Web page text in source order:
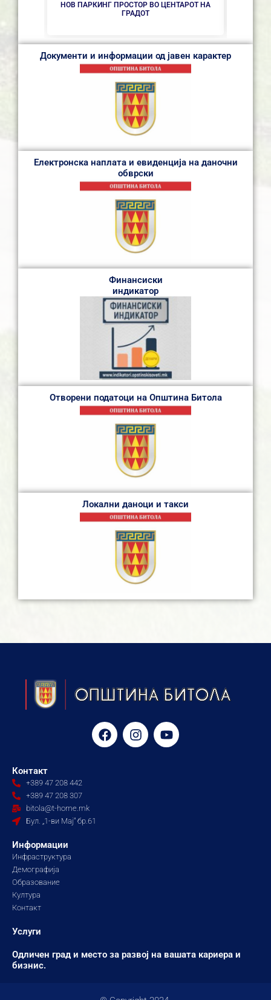
НОВ ПАРКИНГ ПРОСТОР ВО ЦЕНТАРОТ НА
ГРАДОТ
Документи и информации од јавен карактер
Електронска наплата и евиденција на даночни
обврски
Финансиски
индикатор
Отворени податоци на Општина Битола
Локални даноци и такси
F
a
I
n
Y
o
Контакт
+389 47 208 442
+389 47 208 307
bitola@t-home.mk
Бул. „1-ви Мај“ бр.61
Информации
Инфраструктура
Демографија
Образование
Култура
Контакт
Услуги
Одличен град и место за развој на вашата кариера и
бизнис.